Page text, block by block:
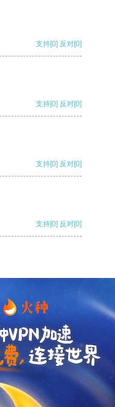
支持[0] 反对[0]
支持[0] 反对[0]
支持[0] 反对[0]
支持[0] 反对[0]
支持 [0] 反对 [0]
支持